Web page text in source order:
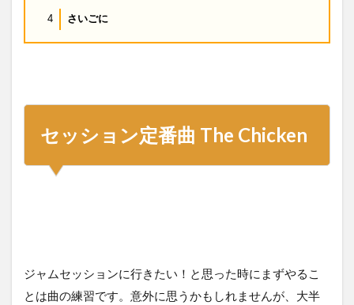
4 さいごに
セッション定番曲 The Chicken
ジャムセッションに行きたい！と思った時にまずやるこ
とは曲の練習です。意外に思うかもしれませんが、大半